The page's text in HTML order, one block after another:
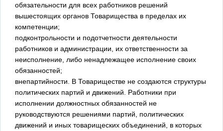
обязательности для всех работников решений
вышестоящих органов Товарищества в пределах их
компетенции;
подконтрольности и подотчетности деятельности
работников и администрации, их ответственности за
неисполнение, либо ненадлежащее исполнение своих
обязанностей;
внепартийности. В Товариществе не создаются структуры
политических партий и движений. Работники при
исполнении должностных обязанностей не
руководствуются решениями партий, политических
движений и иных товарищеских объединений, в которых